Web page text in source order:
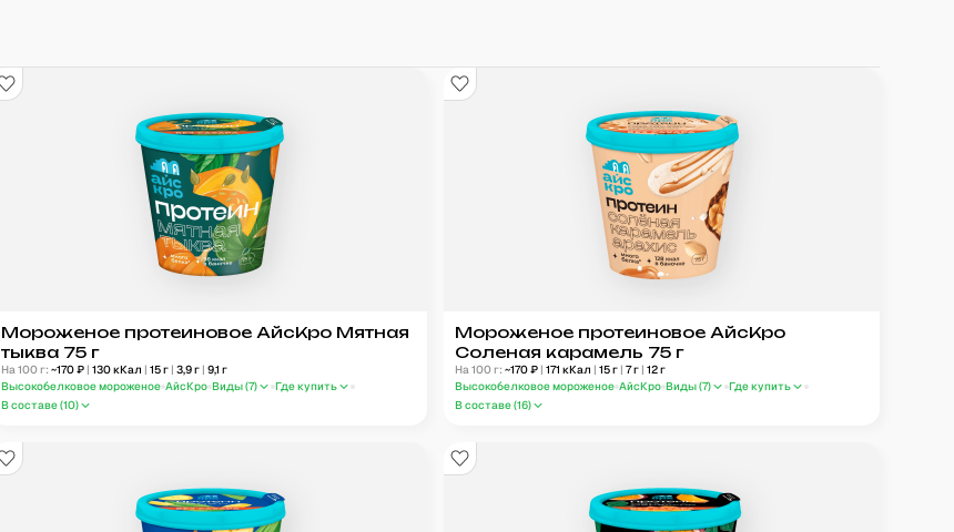
Мороженое протеиновое АйсКро Мятная
тыква 75 г
На 100 г: ~170₽ | 130кКал | 15г | 3,9г | 9,1 г
Высокобелковое мороженое АйсКро Виды (7)
Где купить
В составе (10)
Мороженое протеиновое АйсКро
Соленая карамель 75 г
На 100 г: ~170₽ | 171 кКал | 15г | 7г | 12г
Высокобелковое мороженое АйсКро Виды (7)
Где купить
В составе (16)